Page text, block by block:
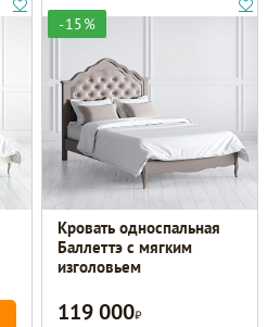
-15%
Кровать односпальная
Баллеттэ с мягким
изголовьем
119 000Р